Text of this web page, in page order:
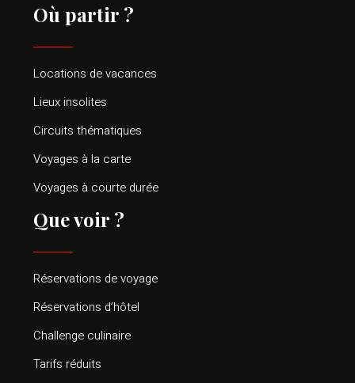
Où partir ?
Locations de vacances
Lieux insolites
Circuits thématiques
Voyages à la carte
Voyages à courte durée
Que voir ?
Réservations de voyage
Réservations d’hôtel
Challenge culinaire
Tarifs réduits